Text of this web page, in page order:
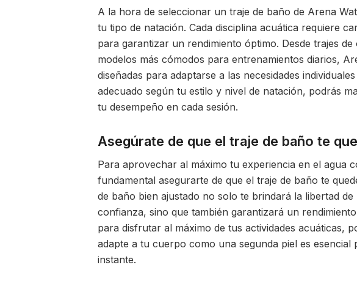
A la hora de seleccionar un traje de baño de Arena
tu tipo de natación. Cada disciplina acuática requiere
para garantizar un rendimiento óptimo. Desde trajes
modelos más cómodos para entrenamientos diarios,
diseñadas para adaptarse a las necesidades
adecuado según tu estilo y nivel de natación, podrás
tu desempeño en cada sesión.
Asegúrate de que el traje de baño te
Para aprovechar al máximo tu experiencia en el agua
fundamental asegurarte de que el traje de baño te
de baño bien ajustado no solo te brindará la libertad
confianza, sino que también garantizará un
para disfrutar al máximo de tus actividades acuáticas,
adapte a tu cuerpo como una segunda piel es
instante.